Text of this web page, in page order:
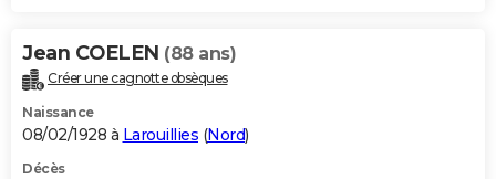
Carte de Noël
Carte Bonne année
Carte Saint-Valentin
Carte Pâques
Carte d'anniversaire
DICTIONNAIRE
Dictionnaire
Biographies
Citations
Expressions
Proverbes
PROGRAMME TV
Jean COELEN (88 ans)
Créer une cagnotte obsèques
Naissance
08/02/1928 à Larouillies (Nord)
Décès